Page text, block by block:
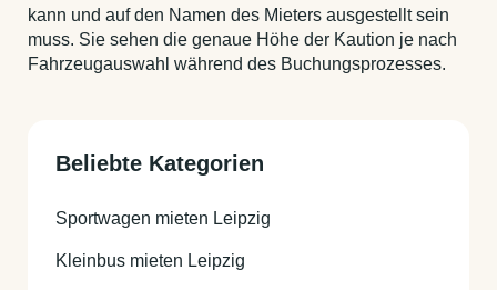
kann und auf den Namen des Mieters ausgestellt sein
muss. Sie sehen die genaue Höhe der Kaution je nach
Fahrzeugauswahl während des Buchungsprozesses.
Beliebte Kategorien
Sportwagen mieten Leipzig
Kleinbus mieten Leipzig